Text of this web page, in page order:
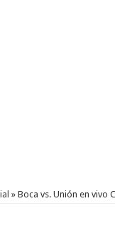
» Boca vs. Unión en vivo